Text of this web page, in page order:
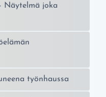
Näytelmä joka
työnhaussa